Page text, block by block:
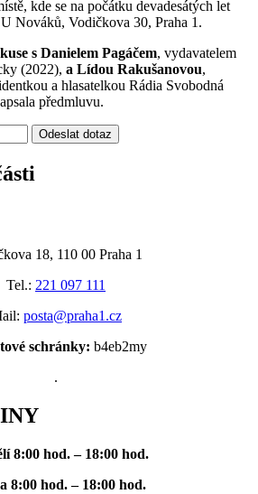
kde se na počátku devadesátých let
Nováků, Vodičkova 30, Praha 1.
s Danielem Pagáčem, vydavatelem
(2022), a Lídou Rakušanovou,
a hlasatelkou Rádia Svobodná
předmluvu.
Odeslat dotaz
18, 110 00 Praha 1
Tel.: 221 097 111
posta@praha1.cz
schránky: b4eb2my
.
8:00 hod. – 18:00 hod.
8:00 hod. – 18:00 hod.